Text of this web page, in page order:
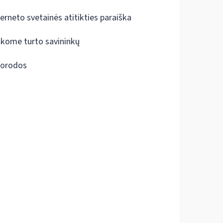
svetainės atitikties paraiška
turto savininkų